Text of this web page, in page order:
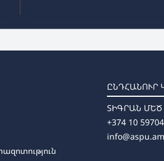
ԸՆԴՀԱՆՈՒՐ
ՏԻԳՐԱՆ ՄԵԾ
+374 10